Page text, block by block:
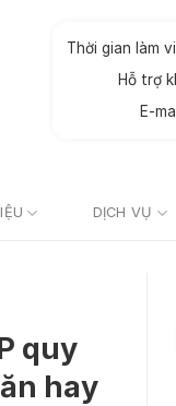
Thời gian làm
Hỗ trợ
E-
DỊCH VỤ
quy
hay